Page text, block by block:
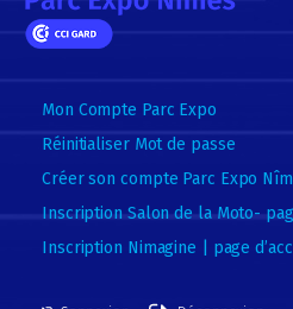
Mon Compte Parc Expo
Réinitialiser Mot de passe
Créer son compte Parc Expo
Inscription Salon de la Moto-
Inscription Nimagine | page